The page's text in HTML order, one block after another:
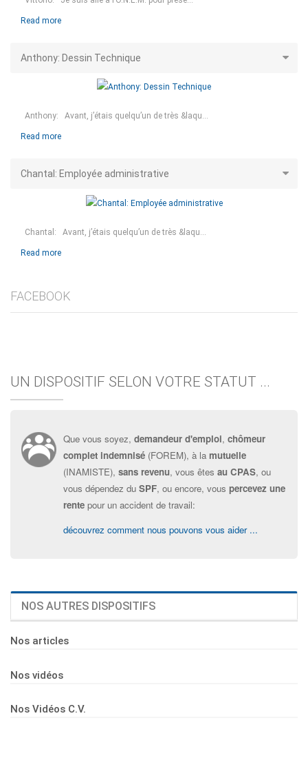
Read more
Anthony: Dessin Technique
Anthony: Avant, j’étais quelqu’un de très &laqu...
Read more
Chantal: Employée administrative
Chantal: Avant, j’étais quelqu’un de très &laqu...
Read more
FACEBOOK
UN DISPOSITIF SELON VOTRE STATUT ...
Que vous soyez, demandeur d'emploi, chômeur
complet indemnisé (FOREM), à la mutuelle
(INAMISTE), sans revenu, vous êtes au CPAS, ou
vous dépendez du SPF, ou encore, vous percevez une
rente pour un accident de travail:
découvrez comment nous pouvons vous aider ...
NOS AUTRES DISPOSITIFS
Nos articles
Nos vidéos
Nos Vidéos C.V.